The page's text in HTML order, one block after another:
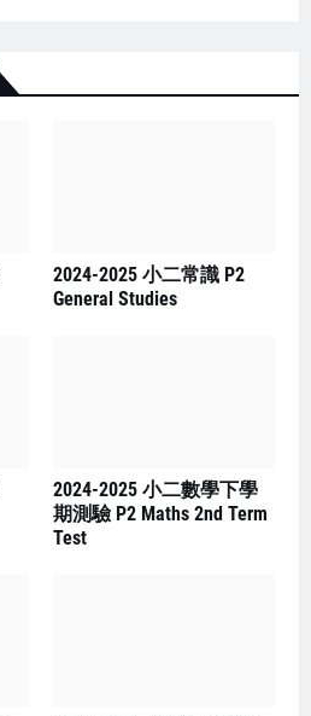
2024-2025 小二常識 P2
General Studies
2024-2025 小二數學下學
期測驗 P2 Maths 2nd Term
Test